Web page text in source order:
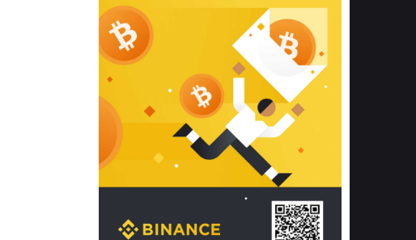
khuẩn và nấm mốc trong điều kiện
thời tiết nóng ẩm. Bạn có thể tìm hiểu
thêm các nghiên cứu khoa học về tác
động của giấc ngủ và môi trường
phòng ngủ đối với sức khỏe con
người tại Sleep Foundation (External
Link) để có cái nhìn toàn diện hơn.
2. Các tiêu chí vàng khi lựa chọn
chăn ga gối đệm cao cấp cho phòng
ngủ
Để sở hữu một bộ chăn ga gối đệm
cao cấp hoàn hảo cả về thẩm mỹ lẫn
công năng, người tiêu dùng cần cân
nhắc kỹ lưỡng các tiêu chí quan trọng